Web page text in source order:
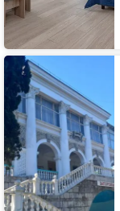
Санаторно-
гостиничный
комплекс
Запорожье